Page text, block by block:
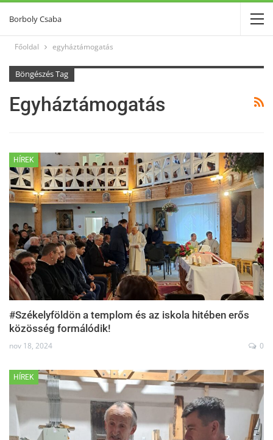
Borboly Csaba
Főoldal egyháztámogatás
Böngészés Tag
Egyháztámogatás
HÍREK
#Székelyföldön a templom és az iskola hitében erős
közösség formálódik!
nov 18, 2024 0
HÍREK